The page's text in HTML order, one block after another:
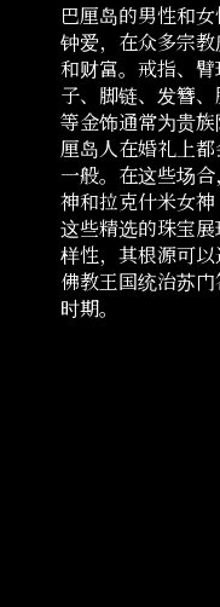
巴厘岛的男性和
钟爱，在众多宗
和财富。戒指、
子、脚链、发簪
等金饰通常为贵
厘岛人在婚礼上
一般。在这些场
神和拉克什米女
这些精选的珠宝
样性，其根源可
佛教王国统治苏
时期。